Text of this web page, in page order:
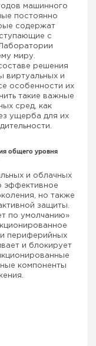
машинного
постоянно
содержат
с
миру.
решения
виртуальных и
особенности их
такие важные
сред, как
ущерба для их
общего уровня
и облачных
эффективное
но также
защиты.
по умолчанию»
периферийных
и блокирует
компоненты